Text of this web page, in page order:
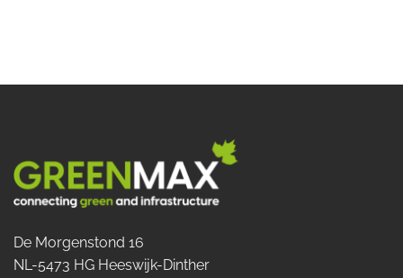
De Morgenstond 16
NL-5473 HG Heeswijk-Dinther